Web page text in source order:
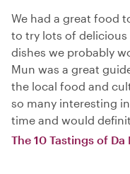
We had a great food
to try lots of
dishes we probably
Mun was a great
the local food and
so many interesting
time and would
The 10 Tastings of